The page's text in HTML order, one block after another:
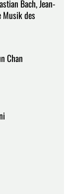
Bach, Jean-
Musik des